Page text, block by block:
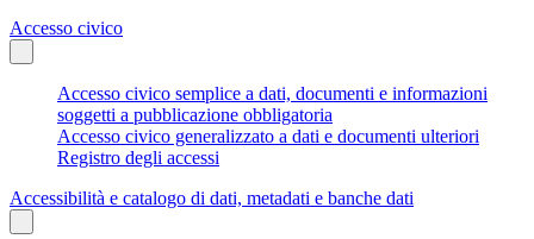
Accesso civico
Accesso civico semplice a dati, documenti e informazioni
soggetti a pubblicazione obbligatoria
Accesso civico generalizzato a dati e documenti ulteriori
Registro degli accessi
Accessibilità e catalogo di dati, metadati e banche dati